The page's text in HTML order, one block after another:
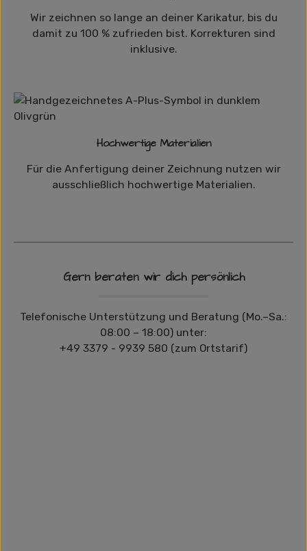
Wir zeichnen so lange an deiner Karikatur, bis du
damit zu 100 % zufrieden bist. Korrekturen sind
inklusive.
Hochwertige Materialien
Für die Anfertigung deiner Zeichnung nutzen wir
ausschließlich hochwertige Materialien.
Gern beraten wir dich persönlich
Telefonische Unterstützung und Beratung (Mo.–Sa.:
08:00 – 18:00) unter:
+49 3379 - 9939 580 (zum Ortstarif)